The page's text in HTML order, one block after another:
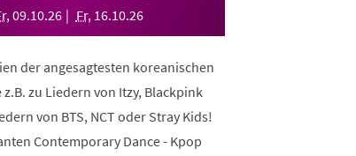
,09.10.26 Fr, 16.10.26
der angesagtesten koreanischen
zu Liedern von Itzy, Blackpink
von BTS, NCT oder Stray Kids!
Contemporary Dance - Kpop